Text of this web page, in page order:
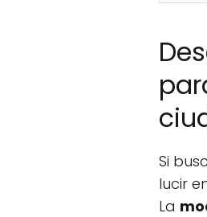
Si
lucir
La